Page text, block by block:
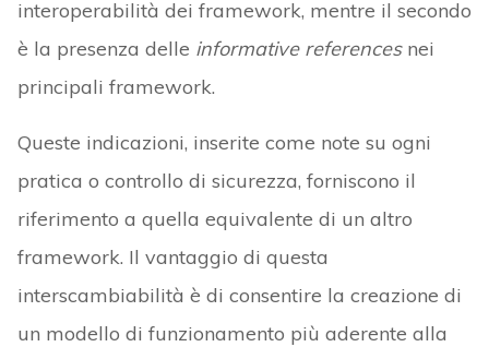
interoperabilità dei framework, mentre il secondo
è la presenza delle informative referencesnei
principali framework.
Queste indicazioni, inserite come note su ogni
pratica o controllo di sicurezza, forniscono il
riferimento a quella equivalente di un altro
framework. Il vantaggio di questa
interscambiabilità è di consentire la creazione di
un modello di funzionamento più aderente alla